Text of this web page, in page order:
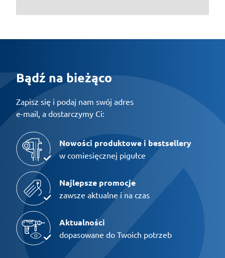
Bądź na bieżąco
Zapisz się i podaj nam swój adres
e-mail, a dostarczymy Ci:
Nowości produktowe i bestsellery
w comiesięcznej pigułce
Najlepsze promocje
zawsze aktualne i na czas
Aktualności
dopasowane do Twoich potrzeb